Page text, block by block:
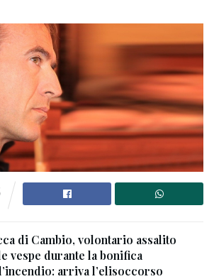
di Cambio, volontario assalito
vespe durante la bonifica
arriva l’elisoccorso